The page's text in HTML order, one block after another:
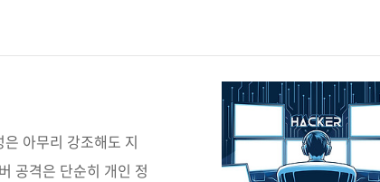
에 적합하다. 이 책으
구글북스] [리디북스]
아무리 강조해도 지
공격은 단순히 개인 정